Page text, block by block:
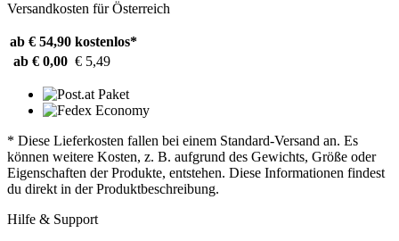
Versandkosten für Österreich
ab € 54,90 kostenlos*
ab € 0,00 € 5,49
* Diese Lieferkosten fallen bei einem Standard-Versand an. Es
können weitere Kosten, z. B. aufgrund des Gewichts, Größe oder
Eigenschaften der Produkte, entstehen. Diese Informationen findest
du direkt in der Produktbeschreibung.
Hilfe & Support